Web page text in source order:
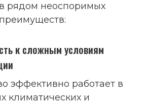
рядом неоспоримых
преимуществ:
к сложным условиям
эффективно работает в
климатических и